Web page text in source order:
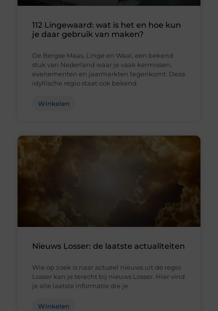
112 Lingewaard: wat is het en hoe kun
je daar gebruik van maken?
De Bergse Maas, Linge en Waal, een bekend
stuk van Nederland waar je vaak kermissen,
evenementen en jaarmarkten tegenkomt. Deze
idyllische regio staat ook bekend
Winkelen
Nieuws Losser: de laatste actualiteiten
Wie op zoek is naar actueel nieuws uit de regio
Losser kan je terecht bij nieuws Losser. Hier vind
je alle laatste informatie die je
Winkelen